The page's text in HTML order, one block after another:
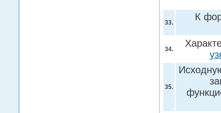
33.
К
34.
35.